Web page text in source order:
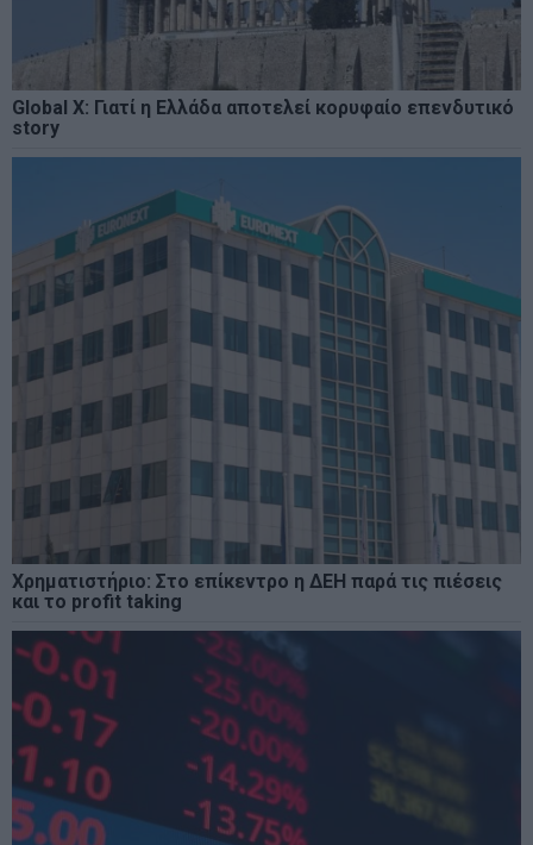
Global X: Γιατί η Ελλάδα αποτελεί κορυφαίο επενδυτικό
story
Χρηματιστήριο: Στο επίκεντρο η ΔΕΗ παρά τις πιέσεις
και το profit taking